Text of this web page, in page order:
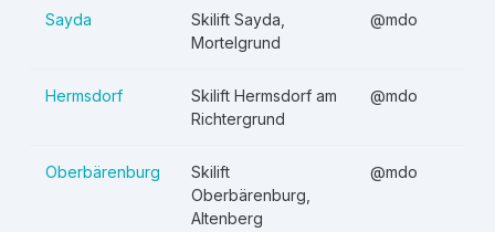
Sayda
Skilift Sayda,
Mortelgrund
@mdo
Hermsdorf
Skilift Hermsdorf am
Richtergrund
@mdo
Oberbärenburg
Skilift
Oberbärenburg,
Altenberg
@mdo